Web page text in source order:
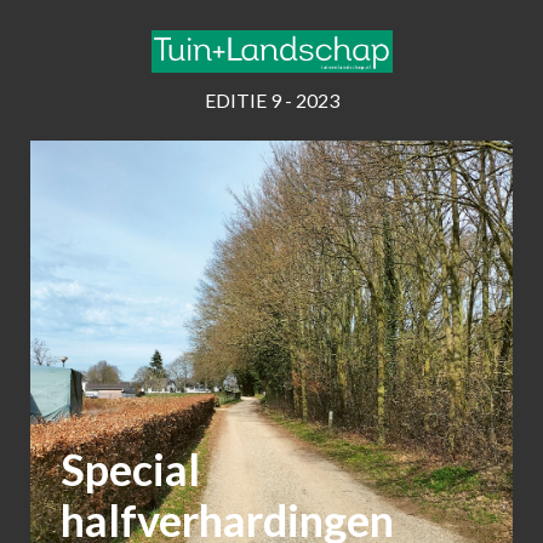
EDITIE 9 - 2023
Special
halfverhardingen